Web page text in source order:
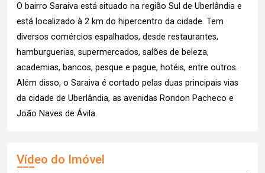
O bairro Saraiva está situado na região Sul de Uberlândia e
está localizado à 2 km do hipercentro da cidade. Tem
diversos comércios espalhados, desde restaurantes,
hamburguerias, supermercados, salões de beleza,
academias, bancos, pesque e pague, hotéis, entre outros.
Além disso, o Saraiva é cortado pelas duas principais vias
da cidade de Uberlândia, as avenidas Rondon Pacheco e
João Naves de Ávila.
Vídeo do Imóvel